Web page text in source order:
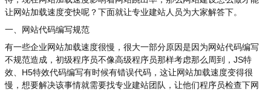
让网站加载速度变快呢？下面就让专业建站人员为大家解答下。
一、网站代码编写规范
有一些企业网站加载速度很慢，很大一部分原因是因为网站代码编写
不规范造成，初级程序员不像高级程序员那样考虑那么周到，JS特
效、H5特效代码编写有时候有错误代码，这让网站加载速度变得很
慢，想要解决该事情就需要找专业建站团队，让他们程序员检查下网